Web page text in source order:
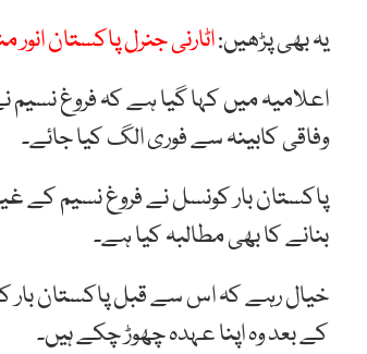
یہ بھی پڑھیں:اٹارنی جنرل پاکستان
اعلامیہ میں کہا گیا ہے کہ فروغ نسیم
وفاقی کابینہ سے فوری الگ کیا جائے۔
پاکستان بار کونسل نے فروغ نسیم
بنانے کا بھی مطالبہ کیا ہے۔
خیال رہے کہ اس سے قبل پاکستان بار
کے بعد وہ اپنا عہدہ چھوڑ چکے ہیں۔